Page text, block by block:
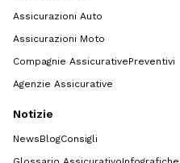
Assicurazioni Auto
Assicurazioni Moto
Compagnie AssicurativePreventivi
Agenzie Assicurative
Notizie
NewsBlogConsigli